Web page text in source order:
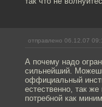
отправлено 06.12.07
А почему надо
сильнейший.
оффициальный
естественно, так
потребной как